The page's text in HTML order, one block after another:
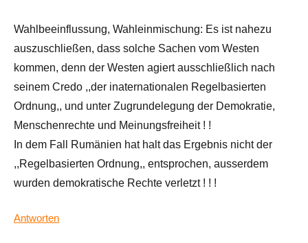
Wahlbeeinflussung, Wahleinmischung: Es ist nahezu
auszuschließen, dass solche Sachen vom Westen
kommen, denn der Westen agiert ausschließlich nach
seinem Credo ,,der inaternationalen Regelbasierten
Ordnung,, und unter Zugrundelegung der Demokratie,
Menschenrechte und Meinungsfreiheit ! !
In dem Fall Rumänien hat halt das Ergebnis nicht der
,,Regelbasierten Ordnung,, entsprochen, ausserdem
wurden demokratische Rechte verletzt ! ! !
Antworten